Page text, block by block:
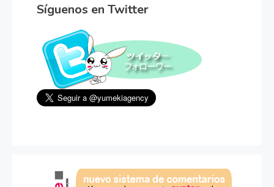
Síguenos en Twitter